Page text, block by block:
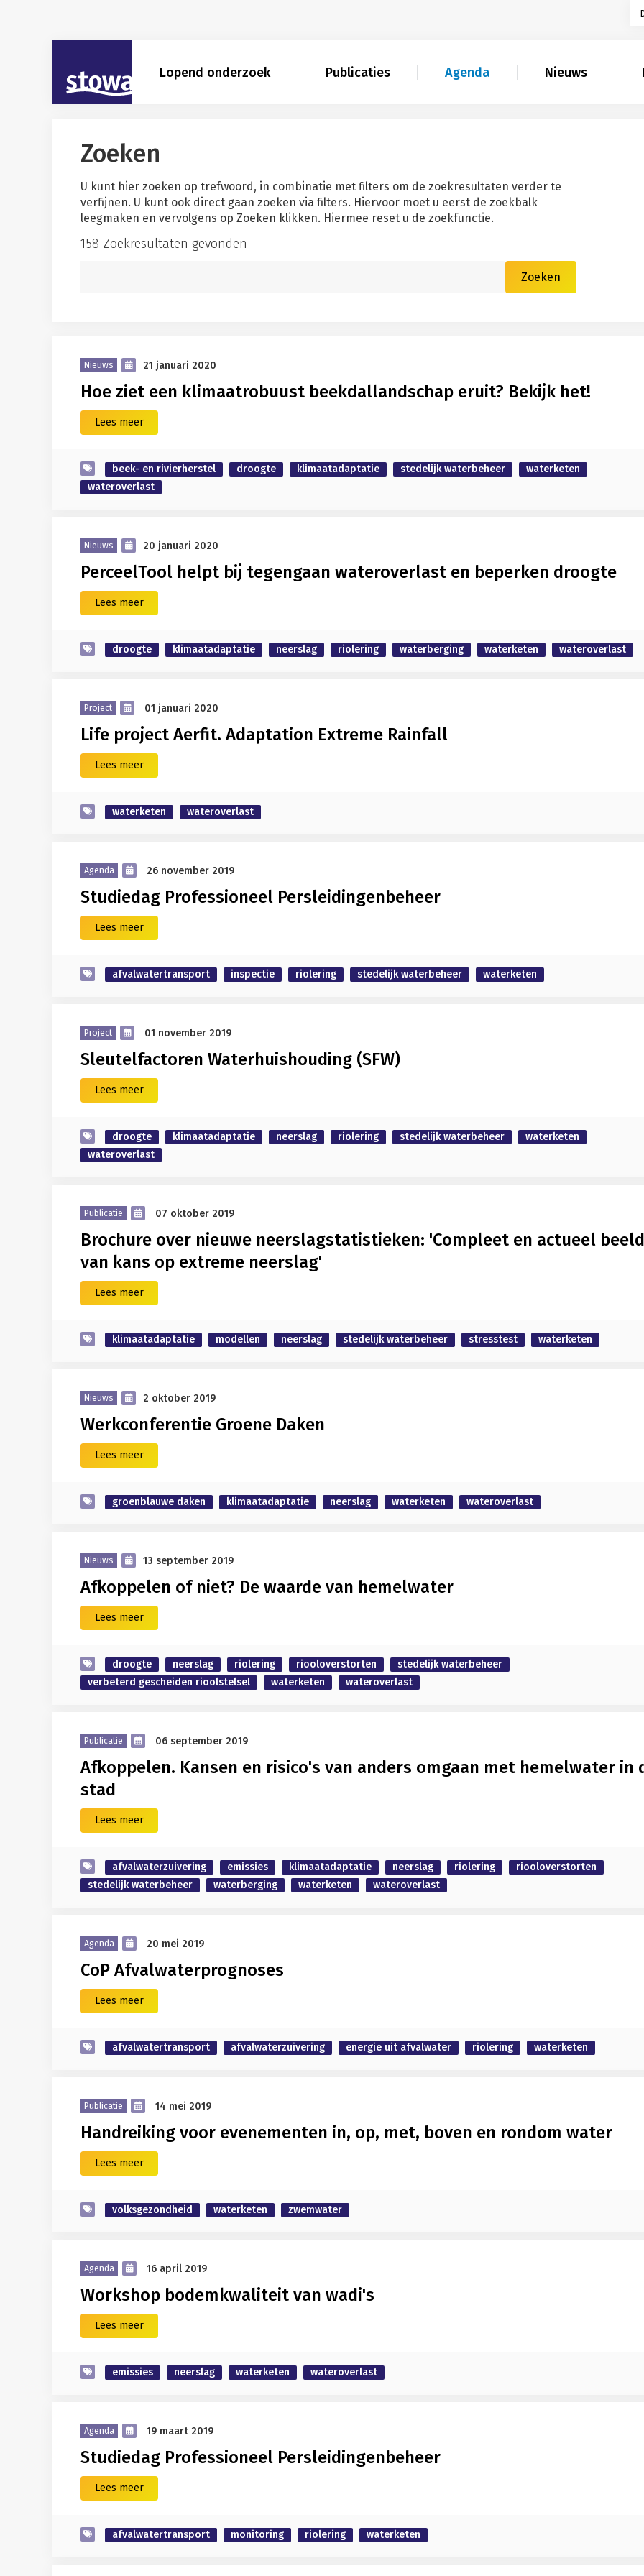
Lopend onderzoek Publicaties Agenda Nieuws
Zoeken
U kunt hier zoeken op trefwoord, in combinatie met filters om de zoekresultaten verder te
verfijnen. U kunt ook direct gaan zoeken via filters. Hiervoor moet u eerst de zoekbalk
leegmaken en vervolgens op Zoeken klikken. Hiermee reset u de zoekfunctie.
158 Zoekresultaten gevonden
Nieuws 21 januari 2020
Hoe ziet een klimaatrobuust beekdallandschap eruit? Bekijk het!
Lees meer
beek- en rivierherstel droogte klimaatadaptatie stedelijk waterbeheer
waterketen
wateroverlast
Nieuws 20 januari 2020
PerceelTool helpt bij tegengaan wateroverlast en beperken droogte
Lees meer
droogte klimaatadaptatie neerslag riolering waterberging waterketen wateroverlast
Project 01 januari 2020
Life project Aerfit. Adaptation Extreme Rainfall
Lees meer
waterketen wateroverlast
Agenda 26 november 2019
Studiedag Professioneel Persleidingenbeheer
Lees meer
afvalwatertransport inspectie riolering stedelijk waterbeheer waterketen
Project 01 november 2019
Sleutelfactoren Waterhuishouding (SFW)
Lees meer
droogte klimaatadaptatie neerslag riolering stedelijk waterbeheer
waterketen
wateroverlast
Publicatie 07 oktober 2019
Brochure over nieuwe neerslagstatistieken: 'Compleet en actueel beeld
van kans op extreme neerslag'
Lees meer
klimaatadaptatie modellen neerslag stedelijk waterbeheer stresstest waterketen
Nieuws 2 oktober 2019
Werkconferentie Groene Daken
Lees meer
groenblauwe daken klimaatadaptatie neerslag waterketen wateroverlast
Nieuws 13 september 2019
Afkoppelen of niet? De waarde van hemelwater
Lees meer
droogte neerslag riolering riooloverstorten
stedelijk waterbeheer
verbeterd gescheiden rioolstelsel
waterketen wateroverlast
Publicatie 06 september 2019
Afkoppelen. Kansen en risico's van anders omgaan met hemelwater in
stad
Lees meer
afvalwaterzuivering emissies klimaatadaptatie neerslag riolering
riooloverstorten
stedelijk waterbeheer
waterberging waterketen wateroverlast
Agenda 20 mei 2019
CoP Afvalwaterprognoses
Lees meer
afvalwatertransport afvalwaterzuivering energie uit afvalwater riolering waterketen
Publicatie 14 mei 2019
Handreiking voor evenementen in, op, met, boven en rondom water
Lees meer
volksgezondheid waterketen zwemwater
Agenda 16 april 2019
Workshop bodemkwaliteit van wadi's
Lees meer
emissies neerslag waterketen wateroverlast
Agenda 19 maart 2019
Studiedag Professioneel Persleidingenbeheer
Lees meer
afvalwatertransport monitoring riolering waterketen